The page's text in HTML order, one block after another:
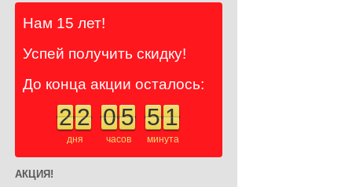
Нам 15 лет!
Успей получить скидку!
До конца акции осталось:
22
дня
05
часов
51
минута
АКЦИЯ!